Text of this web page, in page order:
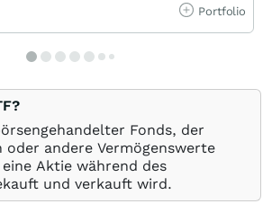
Portfolio
Fonds, der
oder andere Vermögenswerte
Aktie während des
und verkauft wird.